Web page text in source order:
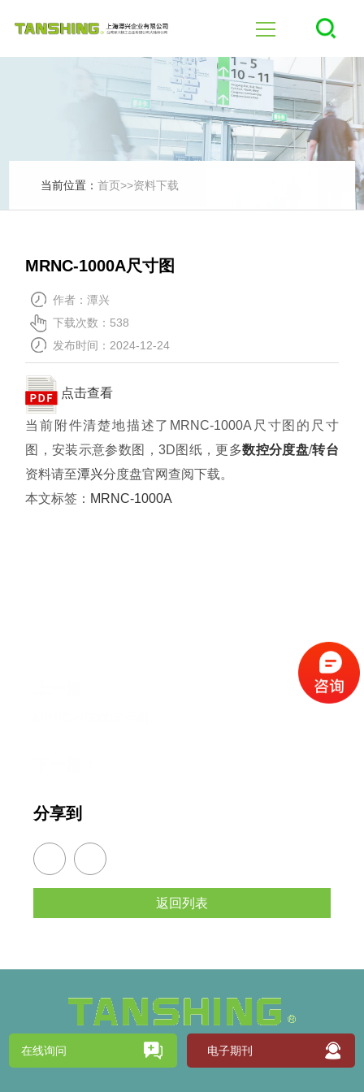
首页
四轴
五轴
关于我们
当前位置：首页>>资料下载
MRNC-1000A尺寸图
作者：潭兴
下载次数：538
发布时间：2024-12-24
点击查看
当前附件清楚地描述了MRNC-1000A尺寸图的尺寸
图，安装示意参数图，3D图纸，更多数控分度盘/转台
资料请至潭兴分度盘官网查阅下载。
本文标签： MRNC-1000A
分享到
返回列表
在线询问 电子期刊